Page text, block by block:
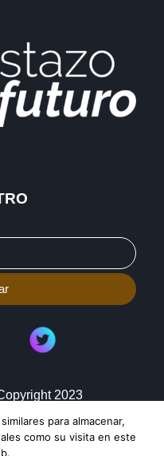
2023
de Cookies
para almacenar,
como su visita en este